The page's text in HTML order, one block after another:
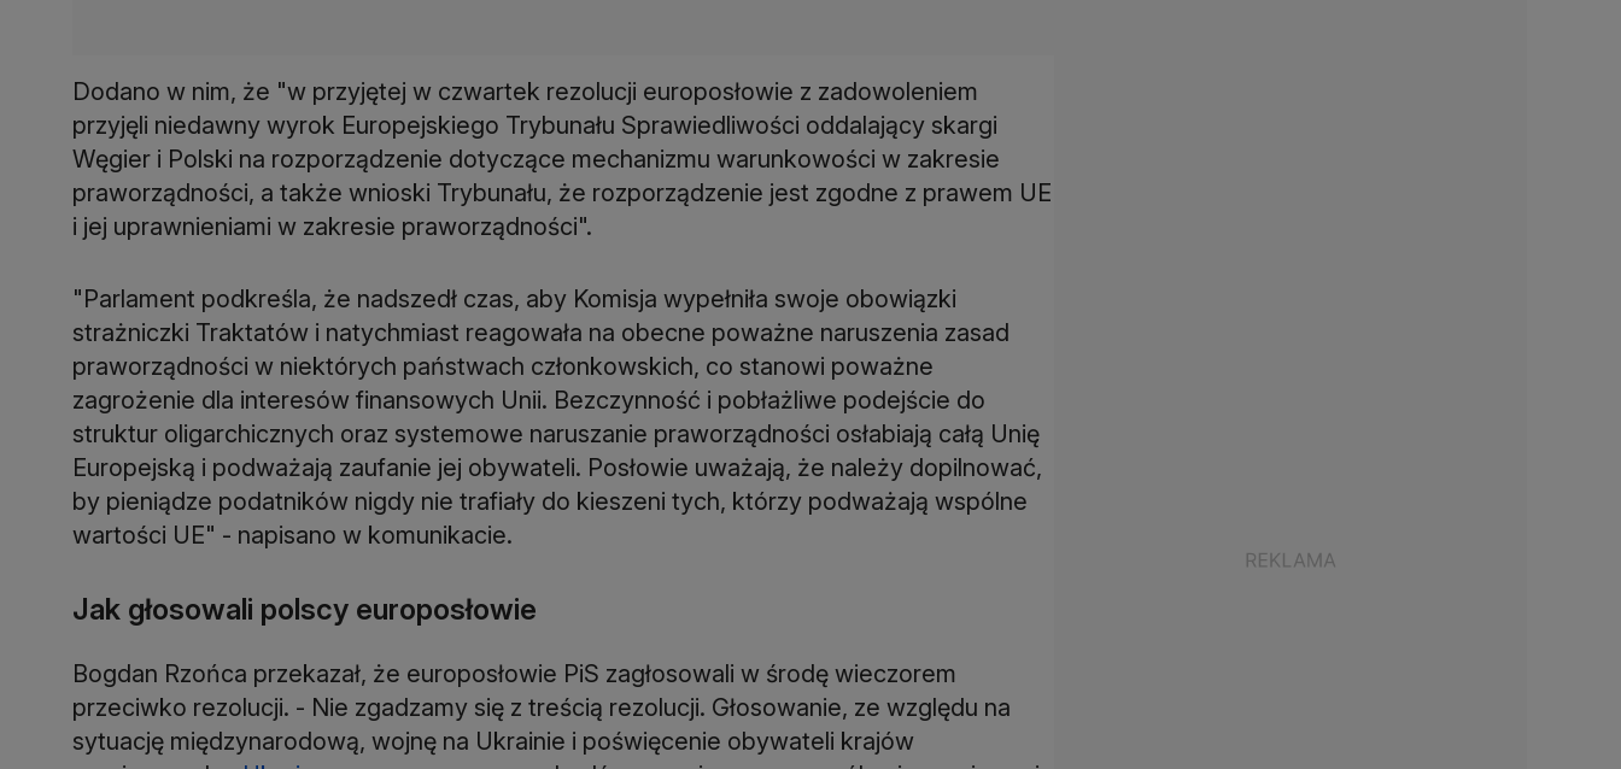
Dodano w nim, że "w przyjętej w czwartek rezolucji europosłowie z zadowoleniem
przyjęli niedawny wyrok Europejskiego Trybunału Sprawiedliwości oddalający skargi
Węgier i Polski na rozporządzenie dotyczące mechanizmu warunkowości w zakresie
praworządności, a także wnioski Trybunału, że rozporządzenie jest zgodne z prawem UE
i jej uprawnieniami w zakresie praworządności".
"Parlament podkreśla, że nadszedł czas, aby Komisja wypełniła swoje obowiązki
strażniczki Traktatów i natychmiast reagowała na obecne poważne naruszenia zasad
praworządności w niektórych państwach członkowskich, co stanowi poważne
zagrożenie dla interesów finansowych Unii. Bezczynność i pobłażliwe podejście do
struktur oligarchicznych oraz systemowe naruszanie praworządności osłabiają całą Unię
Europejską i podważają zaufanie jej obywateli. Posłowie uważają, że należy dopilnować,
by pieniądze podatników nigdy nie trafiały do kieszeni tych, którzy podważają wspólne
wartości UE" - napisano w komunikacie.
Jak głosowali polscy europosłowie
Bogdan Rzońca przekazał, że europosłowie PiS zagłosowali w środę wieczorem
przeciwko rezolucji. - Nie zgadzamy się z treścią rezolucji. Głosowanie, ze względu na
sytuację międzynarodową, wojnę na Ukrainie i poświęcenie obywateli krajów